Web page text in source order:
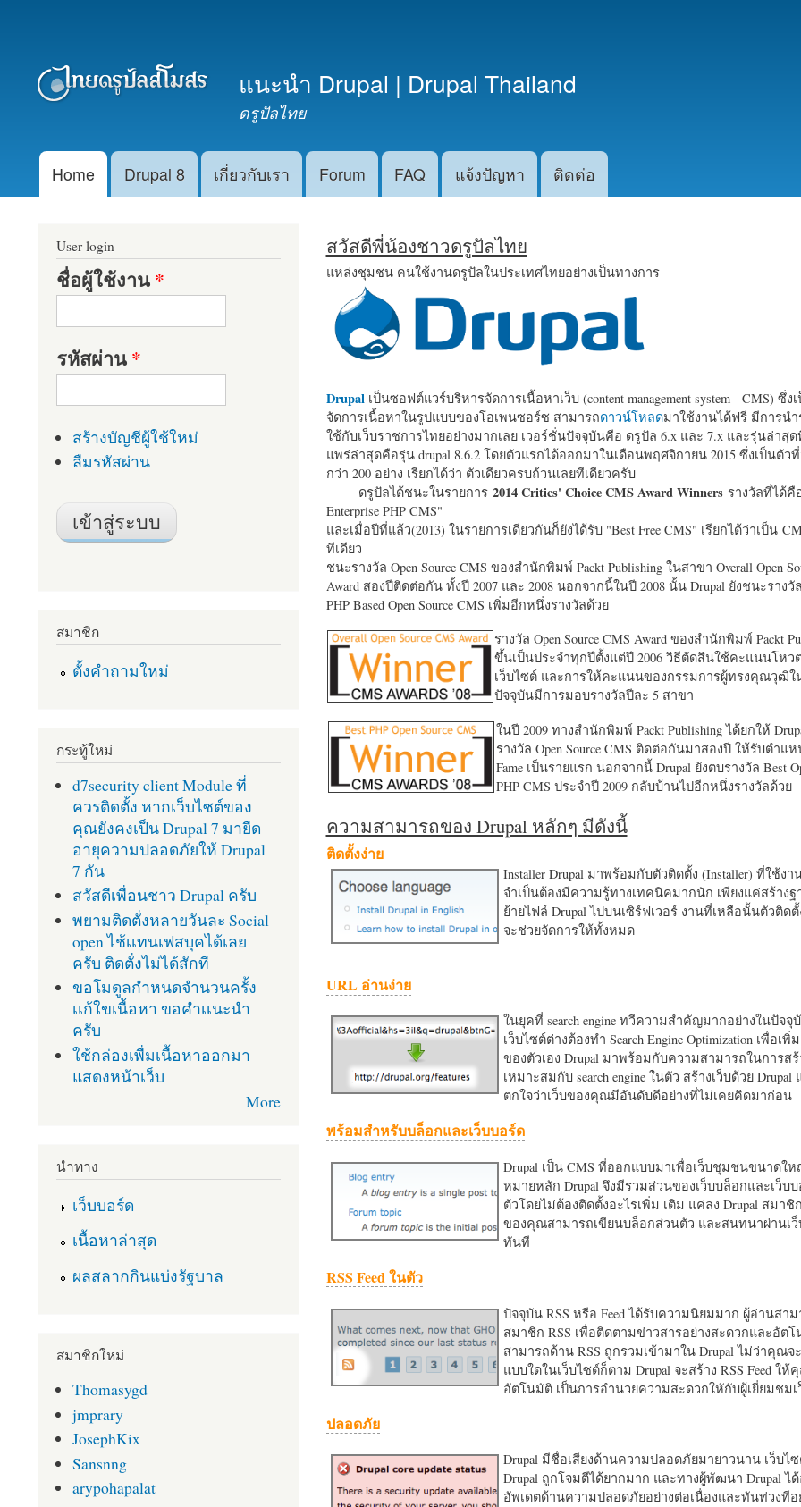
หลัก
แนะนำ Drupal | Drupal Thailand
ดรูปัลไทย
Main menu
Home Drupal 8 เกี่ยวกับเรา Forum FAQ แจ้งปัญหา ติดต่อ
สวัสดีพี่น้องชาวดรูปัลไทย
แหล่งชุมชน คนใช้งานดรูปัลในประเทศไทยอย่างเป็นทางการ
Drupalเป็นซอฟต์แวร์บริหารจัดการเนื้อหาเว็บ (content management system - CMS) ซึ่ง
จัดการเนื้อหาในรูปแบบของโอเพนซอร์ซ สามารถดาวน์โหลดมาใช้งานได้ฟรี มีการน
ใช้กับเว็บราชการไทยอย่างมากเลย เวอร์ชั่นปัจจุบันคือ ดรูปัล 6.x และ 7.x และรุ่นล่าสุด
แพร่ล่าสุดคือรุ่น drupal 8.6.2 โดยตัวแรกได้ออกมาในเดือนพฤศจิกายน 2015 ซึ่งเป็นตั
กว่า 200 อย่าง เรียกได้ว่า ตัวเดียวครบถ้วนเลยทีเดียวครับ
ดรูปัลได้ชนะในรายการ 2014 Critics' Choice CMS Award Winners รางวัลที่ได้คื
Enterprise PHP CMS"
และเมื่อปีที่แล้ว(2013) ในรายการเดียวกันก็ยังได้รับ "Best Free CMS" เรียกได้ว่าเป็น
ทีเดียว
ชนะรางวัล Open Source CMS ของสำนักพิมพ์ Packt Publishing ในสาขา Overall Open
Award สองปีติดต่อกัน ทั้งปี 2007 และ 2008 นอกจากนี้ในปี 2008 นั้น Drupal ยังชนะรางวั
PHP Based Open Source CMS เพิ่มอีกหนึ่งรางวัลด้วย
รางวัล Open Source CMS Award ของสำนักพิมพ์ Packt
ขึ้นเป็นประจำทุกปีตั้งแต่ปี 2006 วิธีตัดสินใช้คะแนนโหว
เว็บไซต์ และการให้คะแนนของกรรมการผู้ทรงคุณวุฒิใ
ปัจจุบันมีการมอบรางวัลปีละ 5 สาขา
ในปี 2009 ทางสำนักพิมพ์ Packt Publishing ได้ยกให้
รางวัล Open Source CMS ติดต่อกันมาสองปี ให้รับตำแ
Fame เป็นรายแรก นอกจากนี้ Drupal ยังตบรางวัล Best
PHP CMS ประจำปี 2009 กลับบ้านไปอีกหนึ่งรางวัลด้วย
ความสามารถของ Drupal หลักๆ มีดังนี้
ติดตั้งง่าย
Installer Drupal มาพร้อมกับตัวติดตั้ง (Installer) ที่ใช้งา
จำเป็นต้องมีความรู้ทางเทคนิคมากนัก เพียงแค่สร้าง
ย้ายไฟล์ Drupal ไปบนเซิร์ฟเวอร์ งานที่เหลือนั้นตัวติดตั้
จะช่วยจัดการให้ทั้งหมด
URL อ่านง่าย
ในยุคที่ search engine ทวีความสำคัญมากอย่างในปัจจุ
เว็บไซต์ต่างต้องทำ Search Engine Optimization เพื่อเ
ของตัวเอง Drupal มาพร้อมกับความสามารถในการสร้
เหมาะสมกับ search engine ในตัว สร้างเว็บด้วย
ตกใจว่าเว็บของคุณมีอันดับดีอย่างที่ไม่เคยคิดมาก่อน
พร้อมสำหรับบล็อกและเว็บบอร์ด
Drupal เป็น CMS ที่ออกแบบมาเพื่อเว็บชุมชนขนาดให
หมายหลัก Drupal จึงมีรวมส่วนของเว็บบล็อกและเว็บ
ตัวโดยไม่ต้องติดตั้งอะไรเพิ่ม เติม แค่ลง Drupal สมาชิ
ของคุณสามารถเขียนบล็อกส่วนตัว และสนทนาผ่านเว็
ทันที
RSS Feed ในตัว
ปัจจุบัน RSS หรือ Feed ได้รับความนิยมมาก ผู้อ่านสา
สมาชิก RSS เพื่อติดตามข่าวสารอย่างสะดวกและอัต
สามารถด้าน RSS ถูกรวมเข้ามาใน Drupal ไม่ว่าคุณจ
แบบใดในเว็บไซต์ก็ตาม Drupal จะสร้าง RSS Feed ให้
อัตโนมัติ เป็นการอำนวยความสะดวกใหักับผู้เยี่ยมชม
ปลอดภัย
Drupal มีชื่อเสียงด้านความปลอดภัยมายาวนาน เว็บไ
Drupal ถูกโจมตีได้ยากมาก และทางผู้พัฒนา Drupal ไ
อัพเดตด้านความปลอดภัยอย่างต่อเนื่องและทันท่วงทีอ
User login
ชื่อผู้ใช้งาน*
รหัสผ่าน*
สร้างบัญชีผู้ใช้ใหม่
ลืมรหัสผ่าน
สมาชิก
ตั้งคำถามใหม่
กระทู้ใหม่
d7security client Module ที่
ควรติดตั้ง หากเว็บไซต์ของ
คุณยังคงเป็น Drupal 7 มายืด
อายุความปลอดภัยให้ Drupal
7 กัน
สวัสดีเพื่อนชาว Drupal ครับ
พยามติดตั่งหลายวันละ Social
open ไช้เเทนเฟสบุคได้เลย
ครับ ติดตั่งไม่ได้สักที
ขอโมดูลกำหนดจำนวนครั้ง
เเก้ใขเนื้อหา ขอคำเเนะนำ
ครับ
ใช้กล่องเพื่มเนื้อหาออกมา
แสดงหน้าเว็บ
More
นำทาง
เว็บบอร์ด
เนื้อหาล่าสุด
ผลสลากกินแบ่งรัฐบาล
สมาชิกใหม่
Thomasygd
jmprary
JosephKix
Sansnng
arypohapalat